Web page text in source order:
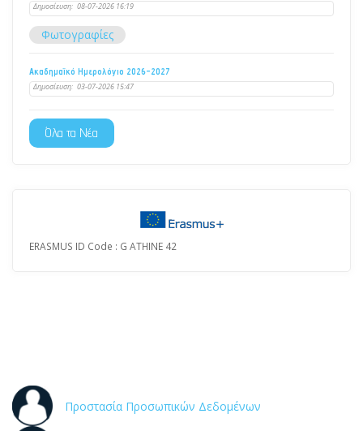
Δημοσίευση: 08-07-2026 16:19
Φωτογραφίες
Ακαδημαϊκό Ημερολόγιο 2026-2027
Δημοσίευση: 03-07-2026 15:47
Όλα τα Νέα
ERASMUS ID Code : G ATHINE 42
Προστασία Προσωπικών Δεδομένων